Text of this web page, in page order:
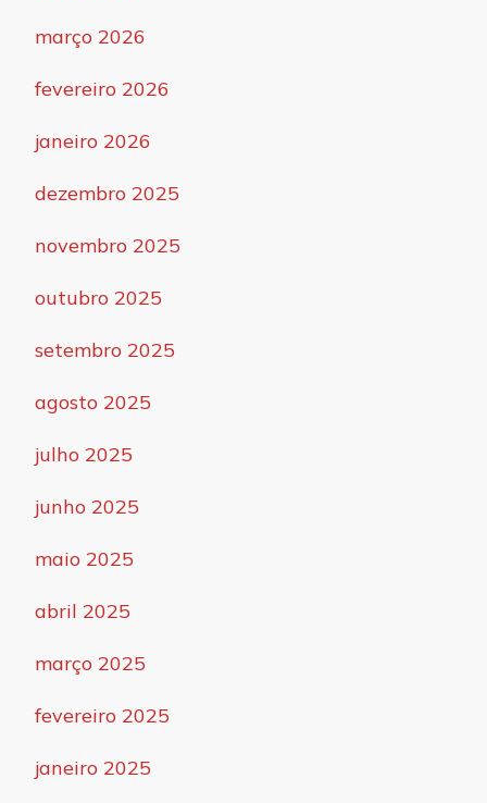
março 2026
fevereiro 2026
janeiro 2026
dezembro 2025
novembro 2025
outubro 2025
setembro 2025
agosto 2025
julho 2025
junho 2025
maio 2025
abril 2025
março 2025
fevereiro 2025
janeiro 2025